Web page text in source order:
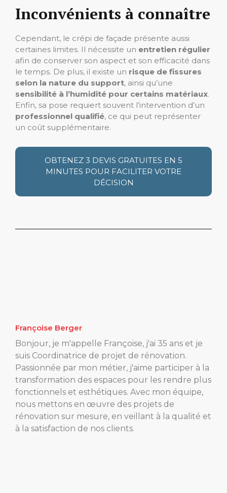
Inconvénients à connaître
Cependant, le crépi de façade présente aussi
certaines limites. Il nécessite un entretien régulier
afin de conserver son aspect et son efficacité dans
le temps. De plus, il existe un risque de fissures
selon la nature du support, ainsi qu’une
sensibilité à l’humidité pour certains matériaux.
Enfin, sa pose requiert souvent l’intervention d’un
professionnel qualifié, ce qui peut représenter
un coût supplémentaire.
OBTENEZ 3 DEVIS GRATUITES EN 5
MINUTES POUR FACILITER VOTRE
DÉCISION
Françoise Berger
Bonjour, je m'appelle Françoise, j'ai 35 ans et je
suis Coordinatrice de projet de rénovation.
Passionnée par mon métier, j'aime participer à la
transformation des espaces pour les rendre plus
fonctionnels et esthétiques. Avec mon équipe,
nous mettons en œuvre des projets de
rénovation sur mesure, en veillant à la qualité et
à la satisfaction de nos clients.